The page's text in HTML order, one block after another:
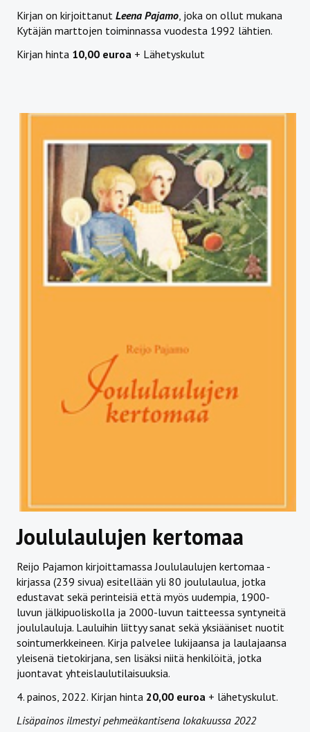
Kirjan on kirjoittanut Leena Pajamo, joka on ollut mukana
Kytäjän marttojen toiminnassa vuodesta 1992 lähtien.
Kirjan hinta 10,00 euroa + Lähetyskulut
Joululaulujen kertomaa
Reijo Pajamon kirjoittamassa Joululaulujen kertomaa -
kirjassa (239 sivua) esitellään yli 80 joululaulua, jotka
edustavat sekä perinteisiä että myös uudempia, 1900-
luvun jälkipuoliskolla ja 2000-luvun taitteessa syntyneitä
joululauluja. Lauluihin liittyy sanat sekä yksiääniset nuotit
sointumerkkeineen. Kirja palvelee lukijaansa ja laulajaansa
yleisenä tietokirjana, sen lisäksi niitä henkilöitä, jotka
juontavat yhteislaulutilaisuuksia.
4. painos, 2022. Kirjan hinta 20,00 euroa + lähetyskulut.
Lisäpainos ilmestyi pehmeäkantisena lokakuussa 2022